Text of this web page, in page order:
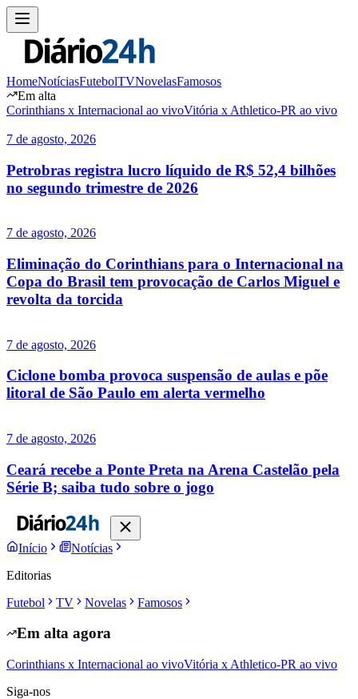
HomeNotíciasFutebolTVNovelasFamosos
Em alta
Corinthians x Internacional ao vivoVitória x Athletico-PR ao vivo
7 de agosto, 2026
Petrobras registra lucro líquido de R$ 52,4 bilhões
no segundo trimestre de 2026
7 de agosto, 2026
Eliminação do Corinthians para o Internacional na
Copa do Brasil tem provocação de Carlos Miguel e
revolta da torcida
7 de agosto, 2026
Ciclone bomba provoca suspensão de aulas e põe
litoral de São Paulo em alerta vermelho
7 de agosto, 2026
Ceará recebe a Ponte Preta na Arena Castelão pela
Série B; saiba tudo sobre o jogo
Início
Notícias
Editorias
Futebol
TV Novelas Famosos
Em alta agora
Corinthians x Internacional ao vivoVitória x Athletico-PR ao vivo
Siga-nos